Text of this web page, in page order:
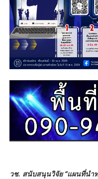
วช. สนับสนุนวิจัย “แผนที่นำ